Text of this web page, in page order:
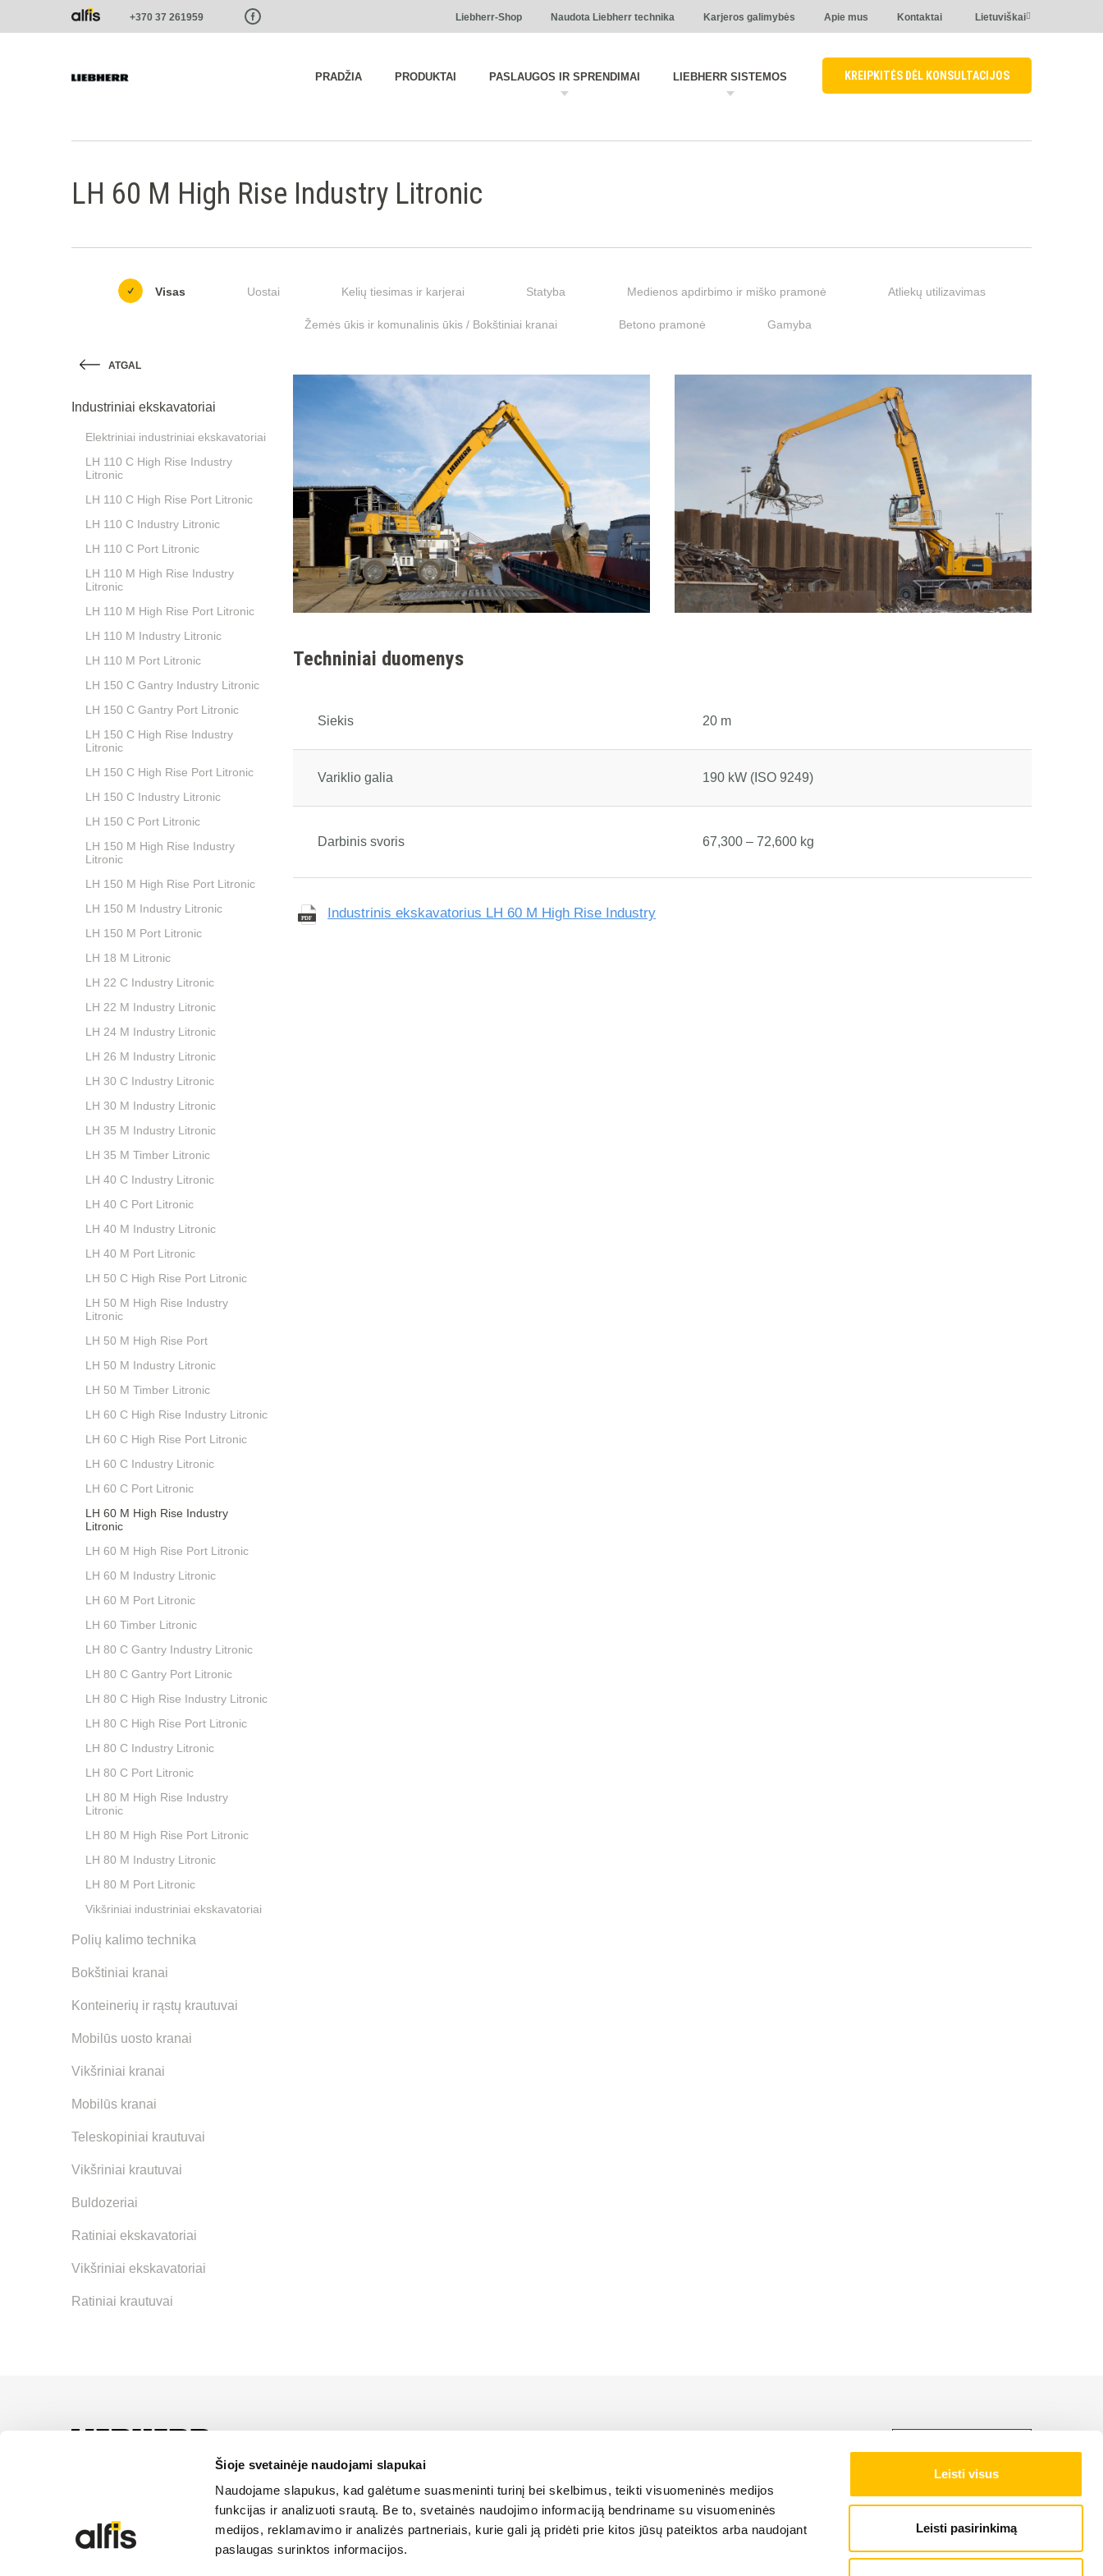
Šioje svetainėje naudojami slapukai
Naudojame slapukus, kad galėtume suasmeninti turinį bei skelbimus, teikti visuomeninės medijos
funkcijas ir analizuoti srautą. Be to, svetainės naudojimo informaciją bendriname su visuomeninės
medijos, reklamavimo ir analizės partneriais, kurie gali ją pridėti prie kitos jūsų pateiktos arba naudojant
paslaugas surinktos informacijos.
Leisti visus
Leisti pasirinkimą
Paste this code as high in the of the page as possible:
+370 37 261959 Liebherr-Shop Naudota Liebherr technika Karjeros galimybės Apie mus Kontaktai Lietuviškai
PRADŽIA PRODUKTAI PASLAUGOS IR SPRENDIMAI LIEBHERR SISTEMOS KREIPKITĖS DĖL KONSULTACIJOS
LH 60 M High Rise Industry Litronic
Visas Uostai Kelių tiesimas ir karjerai Statyba Medienos apdirbimo ir miško pramonė Atliekų utilizavimas
Žemės ūkis ir komunalinis ūkis / Bokštiniai kranai Betono pramonė Gamyba
ATGAL
Industriniai ekskavatoriai
Elektriniai industriniai ekskavatoriai
LH 110 C High Rise Industry
Litronic
LH 110 C High Rise Port Litronic
LH 110 C Industry Litronic
LH 110 C Port Litronic
LH 110 M High Rise Industry
Litronic
LH 110 M High Rise Port Litronic
LH 110 M Industry Litronic
LH 110 M Port Litronic
LH 150 C Gantry Industry Litronic
LH 150 C Gantry Port Litronic
LH 150 C High Rise Industry
Litronic
LH 150 C High Rise Port Litronic
LH 150 C Industry Litronic
LH 150 C Port Litronic
LH 150 M High Rise Industry
Litronic
LH 150 M High Rise Port Litronic
LH 150 M Industry Litronic
LH 150 M Port Litronic
LH 18 M Litronic
LH 22 C Industry Litronic
LH 22 M Industry Litronic
LH 24 M Industry Litronic
LH 26 M Industry Litronic
LH 30 C Industry Litronic
LH 30 M Industry Litronic
LH 35 M Industry Litronic
LH 35 M Timber Litronic
LH 40 C Industry Litronic
LH 40 C Port Litronic
LH 40 M Industry Litronic
LH 40 M Port Litronic
LH 50 C High Rise Port Litronic
LH 50 M High Rise Industry
Litronic
LH 50 M High Rise Port
LH 50 M Industry Litronic
LH 50 M Timber Litronic
LH 60 C High Rise Industry Litronic
LH 60 C High Rise Port Litronic
LH 60 C Industry Litronic
LH 60 C Port Litronic
LH 60 M High Rise Industry
Litronic
LH 60 M High Rise Port Litronic
LH 60 M Industry Litronic
LH 60 M Port Litronic
LH 60 Timber Litronic
LH 80 C Gantry Industry Litronic
LH 80 C Gantry Port Litronic
LH 80 C High Rise Industry Litronic
LH 80 C High Rise Port Litronic
LH 80 C Industry Litronic
LH 80 C Port Litronic
LH 80 M High Rise Industry
Litronic
LH 80 M High Rise Port Litronic
LH 80 M Industry Litronic
LH 80 M Port Litronic
Vikšriniai industriniai ekskavatoriai
Polių kalimo technika
Bokštiniai kranai
Konteinerių ir rąstų krautuvai
Mobilūs uosto kranai
Vikšriniai kranai
Mobilūs kranai
Teleskopiniai krautuvai
Vikšriniai krautuvai
Buldozeriai
Ratiniai ekskavatoriai
Vikšriniai ekskavatoriai
Ratiniai krautuvai
Techniniai duomenys
Siekis 20 m
Variklio galia 190 kW (ISO 9249)
Darbinis svoris 67,300 – 72,600 kg
Industrinis ekskavatorius LH 60 M High Rise Industry
paslaugas ir sprendimus Lietuvos teritorijoje.
SLAPUKŲ POLITIKA